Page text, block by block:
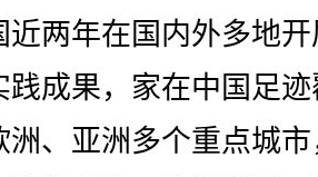
近两年在国内外多地
践成果，家在中国足
洲、亚洲多个重点城